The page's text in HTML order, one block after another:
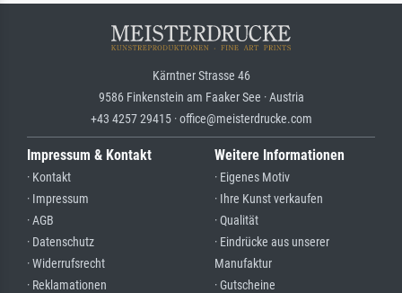
Kärntner Strasse 46
9586 Finkenstein am Faaker See · Austria
+43 4257 29415 · office@meisterdrucke.com
Impressum & Kontakt
· Kontakt
· Impressum
· AGB
· Datenschutz
· Widerrufsrecht
· Reklamationen
Weitere Informationen
· Eigenes Motiv
· Ihre Kunst verkaufen
· Qualität
· Eindrücke aus unserer
Manufaktur
· Gutscheine